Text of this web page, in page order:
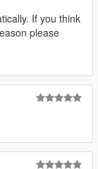
If you think
please